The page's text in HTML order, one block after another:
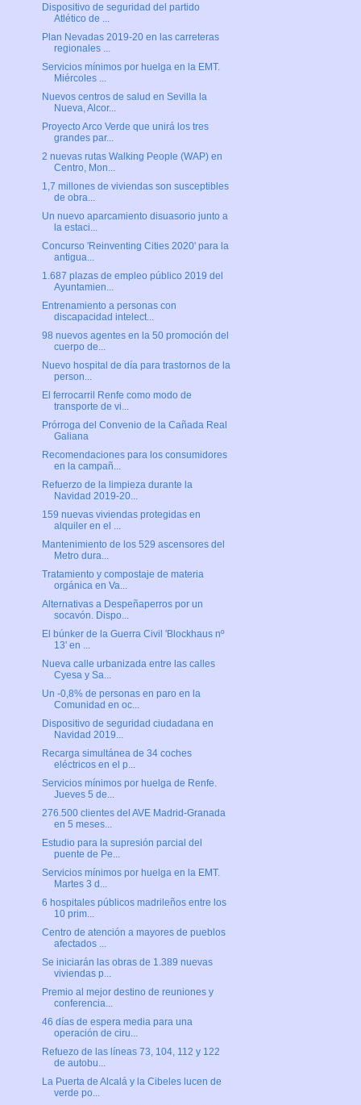
Dispositivo de seguridad del partido
Atlético de ...
Plan Nevadas 2019-20 en las carreteras
regionales ...
Servicios mínimos por huelga en la EMT.
Miércoles ...
Nuevos centros de salud en Sevilla la
Nueva, Alcor...
Proyecto Arco Verde que unirá los tres
grandes par...
2 nuevas rutas Walking People (WAP) en
Centro, Mon...
1,7 millones de viviendas son susceptibles
de obra...
Un nuevo aparcamiento disuasorio junto a
la estaci...
Concurso 'Reinventing Cities 2020' para la
antigua...
1.687 plazas de empleo público 2019 del
Ayuntamien...
Entrenamiento a personas con
discapacidad intelect...
98 nuevos agentes en la 50 promoción del
cuerpo de...
Nuevo hospital de día para trastornos de la
person...
El ferrocarril Renfe como modo de
transporte de vi...
Prórroga del Convenio de la Cañada Real
Galiana
Recomendaciones para los consumidores
en la campañ...
Refuerzo de la limpieza durante la
Navidad 2019-20...
159 nuevas viviendas protegidas en
alquiler en el ...
Mantenimiento de los 529 ascensores del
Metro dura...
Tratamiento y compostaje de materia
orgánica en Va...
Alternativas a Despeñaperros por un
socavón. Dispo...
El búnker de la Guerra Civil 'Blockhaus nº
13' en ...
Nueva calle urbanizada entre las calles
Cyesa y Sa...
Un -0,8% de personas en paro en la
Comunidad en oc...
Dispositivo de seguridad ciudadana en
Navidad 2019...
Recarga simultánea de 34 coches
eléctricos en el p...
Servicios mínimos por huelga de Renfe.
Jueves 5 de...
276.500 clientes del AVE Madrid-Granada
en 5 meses...
Estudio para la supresión parcial del
puente de Pe...
Servicios mínimos por huelga en la EMT.
Martes 3 d...
6 hospitales públicos madrileños entre los
10 prim...
Centro de atención a mayores de pueblos
afectados ...
Se iniciarán las obras de 1.389 nuevas
viviendas p...
Premio al mejor destino de reuniones y
conferencia...
46 días de espera media para una
operación de ciru...
Refuezo de las líneas 73, 104, 112 y 122
de autobu...
La Puerta de Alcalá y la Cibeles lucen de
verde po...